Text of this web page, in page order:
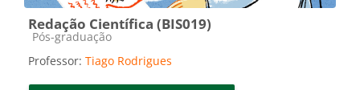
Redação Científica (BIS019)
Categoria do curso
Pós-graduação
Professor: Tiago Rodrigues